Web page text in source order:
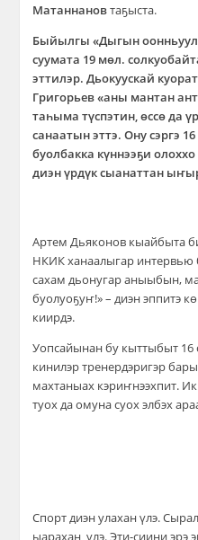
Матаннановтаҕыста.
Быйылгы «Дыгын
суумата 19 мөл.
эттилэр. Дьокуускай
Григорьев «аны мантан
таһыма түспэтин, өссө да
санаатын эттэ. Ону сэргэ
буолбакка күннээҕи
диэн үрдүк сыанаттан
Артем Дьяконов кыайбыта
НКИК ханаалыгар
сахам дьонугар аныыбын,
буолуоҕуҥ!» – диэн эппитэ
киирдэ.
Уопсайынан бу кыттыбыт 16
кинилэр тренердэригэр
махтаныах кэриҥнээхпит.
туох да омуна суох элбэх
Спорт диэн улахан үлэ.
ыарахан үлэ. Эти-сиини эрэ